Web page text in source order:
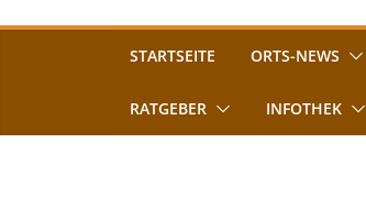
STARTSEITE ORTS-NEWS
RATGEBER INFOTHEK